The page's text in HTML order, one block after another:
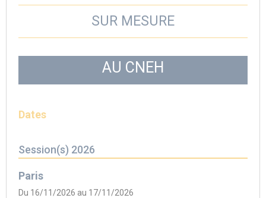
SUR MESURE
AU CNEH
Dates
Session(s) 2026
Paris
Du 16/11/2026 au 17/11/2026